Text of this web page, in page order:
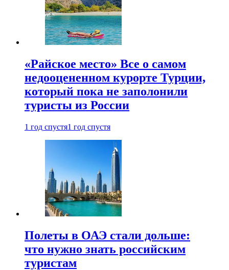
«Райское место» Все о самом
недооцененном курорте Турции,
который пока не заполонили
туристы из России
1 год спустя1 год спустя
Полеты в ОАЭ стали дольше:
что нужно знать российским
туристам